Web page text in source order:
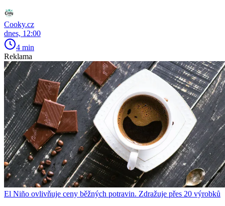
Cooky.cz
dnes, 12:00
4 min
Reklama
El Niño ovlivňuje ceny běžných potravin. Zdražuje přes 20 výrobků